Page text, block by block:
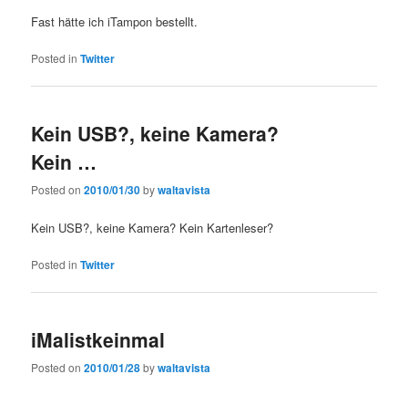
Fast hätte ich iTampon bestellt.
Posted in Twitter
Kein USB?, keine Kamera?
Kein …
Posted on2010/01/30bywaltavista
Kein USB?, keine Kamera? Kein Kartenleser?
Posted in Twitter
iMalistkeinmal
Posted on2010/01/28bywaltavista